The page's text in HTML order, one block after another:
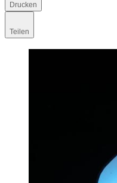
Drucken
Teilen